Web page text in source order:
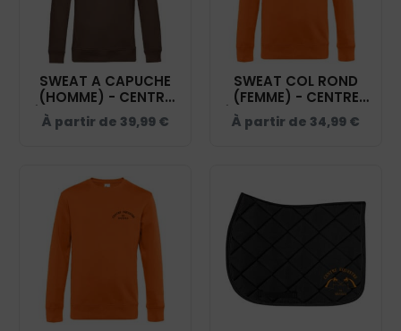
SWEAT A CAPUCHE
(HOMME) - CENTRE
ÉQUESTRE DE SISTELS
- BCU33B
À partir de 39,99 €
SWEAT COL ROND
(FEMME) - CENTRE
ÉQUESTRE DE SISTELS
– ORANGE - BCW01Q
À partir de 34,99 €